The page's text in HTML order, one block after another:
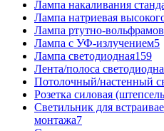
Лампа накаливания
Лампа натриевая
Лампа ртутно-
Лампа с УФ-излучением5
Лампа светодиодная159
Лента/полоса
Потолочный/настенный
Розетка силовая
Светильник для
монтажа7